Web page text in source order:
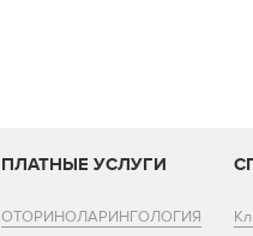
ПЛАТНЫЕ УСЛУГИ
ОТОРИНОЛАРИНГОЛОГИЯ